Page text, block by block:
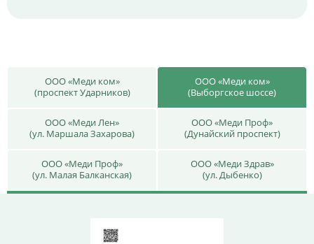
ООО «Меди ком»
(проспект Ударников)
ООО «Меди ком»
(Выборгское шоссе)
ООО «Меди Лен»
(ул. Маршала Захарова)
ООО «Меди Проф»
(Дунайский проспект)
ООО «Меди Проф»
(ул. Малая Балканская)
ООО «Меди Здрав»
(ул. Дыбенко)